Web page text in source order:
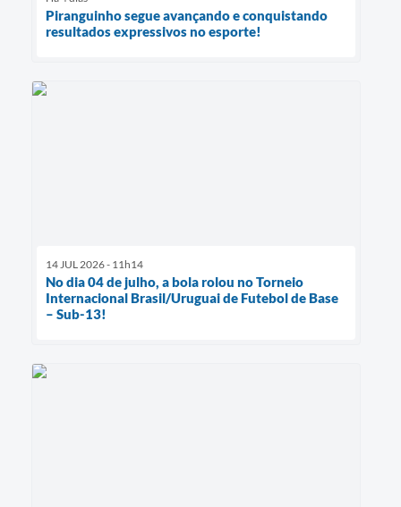
Piranguinho segue avançando e conquistando
resultados expressivos no esporte!
14 JUL 2026 - 11h14
No dia 04 de julho, a bola rolou no Torneio
Internacional Brasil/Uruguai de Futebol de Base
– Sub-13!